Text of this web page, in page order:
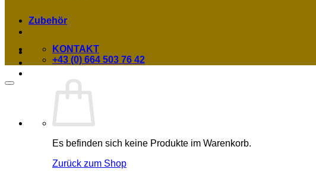
Es befinden sich keine Produkte im Warenkorb.
Zurück zum Shop
Zubehör
KONTAKT
+43 (0) 664 503 76 42